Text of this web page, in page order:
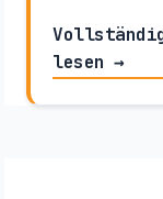
lesen →